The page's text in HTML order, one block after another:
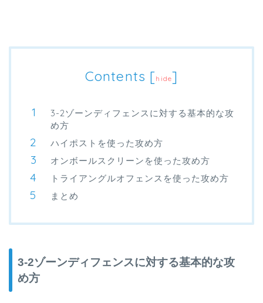
Contents [hide]
3-2ゾーンディフェンスに対する基本的な攻
め方
ハイポストを使った攻め方
オンボールスクリーンを使った攻め方
トライアングルオフェンスを使った攻め方
まとめ
3-2ゾーンディフェンスに対する基本的な攻
め方